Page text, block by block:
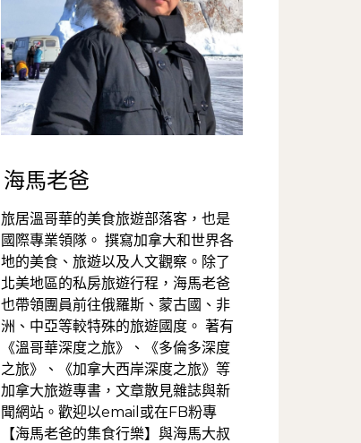
海馬老爸
旅居溫哥華的美食旅遊部落客，也是
國際專業領隊。 撰寫加拿大和世界各
地的美食、旅遊以及人文觀察。除了
北美地區的私房旅遊行程，海馬老爸
也帶領團員前往俄羅斯、蒙古國、非
洲、中亞等較特殊的旅遊國度。 著有
《溫哥華深度之旅》、《多倫多深度
之旅》、《加拿大西岸深度之旅》等
加拿大旅遊專書，文章散見雜誌與新
聞網站。歡迎以email或在FB粉專
【海馬老爸的集食行樂】與海馬大叔